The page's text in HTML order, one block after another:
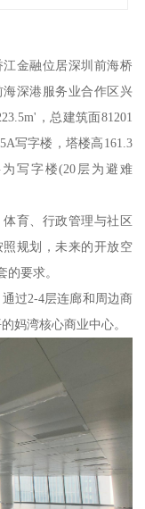
金融位居深圳前海桥
深港服务业合作区兴
，总建筑面81201
写字楼，塔楼高161.3
写字楼(20层为避难
育、行政管理与社区
规划，未来的开放空
要求。
过2-4层连廊和周边商
妈湾核心商业中心。